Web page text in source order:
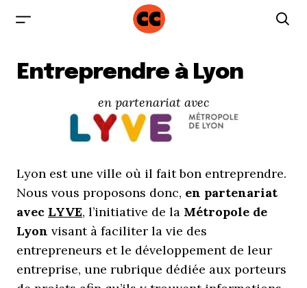
Entreprendre à Lyon
en partenariat avec
Lyon est une ville où il fait bon entreprendre.
Nous vous proposons donc, en partenariat
avec LYVE, l’initiative de la Métropole de
Lyon visant à faciliter la vie des
entrepreneurs et le développement de leur
entreprise, une rubrique dédiée aux porteurs